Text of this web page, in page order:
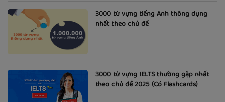
3000 từ vựng tiếng Anh thông dụng
nhất theo chủ đề
3000 từ vựng IELTS thường gặp nhất
theo chủ đề 2025 (Có Flashcards)